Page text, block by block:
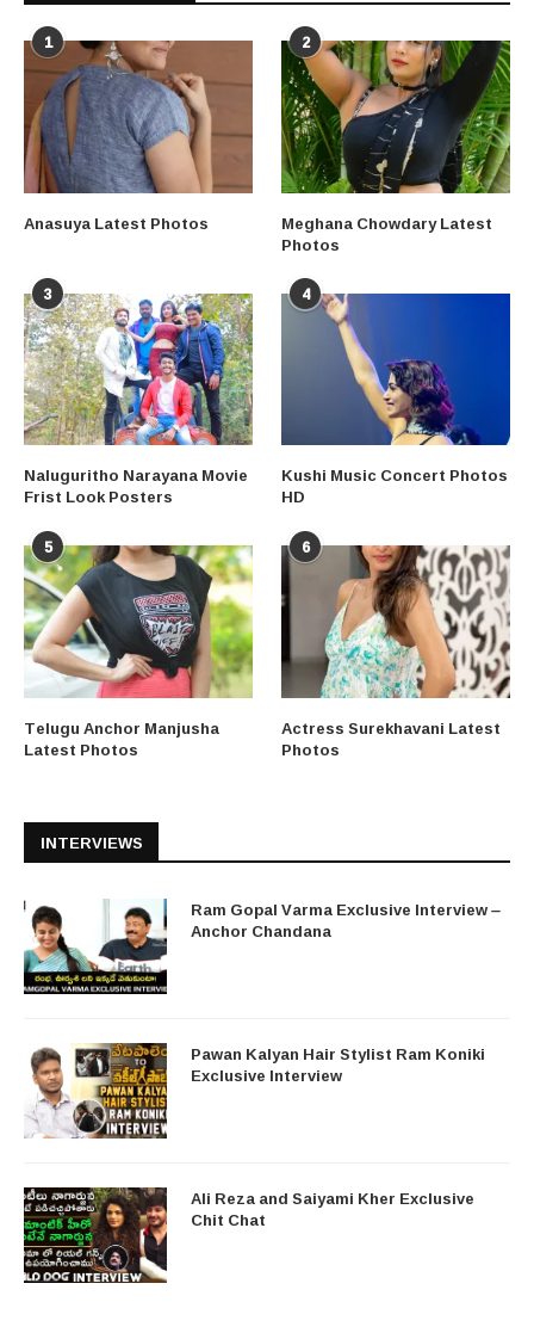
1
Anasuya Latest Photos
2
Meghana Chowdary Latest
Photos
3
Naluguritho Narayana Movie
Frist Look Posters
4
Kushi Music Concert Photos
HD
5
Telugu Anchor Manjusha
Latest Photos
6
Actress Surekhavani Latest
Photos
INTERVIEWS
Ram Gopal Varma Exclusive Interview –
Anchor Chandana
Pawan Kalyan Hair Stylist Ram Koniki
Exclusive Interview
Ali Reza and Saiyami Kher Exclusive
Chit Chat